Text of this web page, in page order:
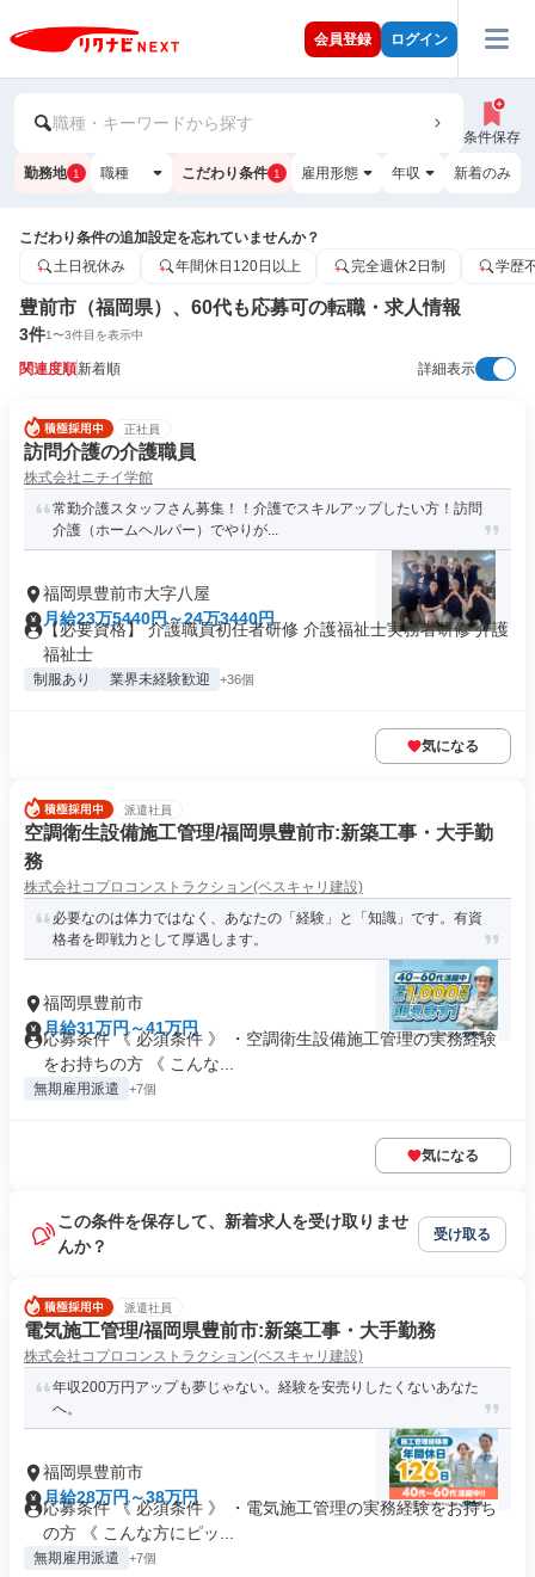
会員登録 ログイン
職種・キーワードから探す
条件保存
勤務地 1 職種 こだわり条件 1 雇用形態 年収 新着のみ
こだわり条件の追加設定を忘れていませんか？
土日祝休み
年間休日120日以上 完全週休2日制 学歴
豊前市（福岡県）、60代も応募可の転職・求人情報
3件1〜3件目を表示中
関連度順新着順 詳細表示
正社員
訪問介護の介護職員
株式会社ニチイ学館
常勤介護スタッフさん募集！！介護でスキルアップしたい方！訪問
介護（ホームヘルパー）でやりが...
福岡県豊前市大字八屋
月給23万5440円～24万3440円
【必要資格】 介護職員初任者研修 介護福祉士実務者研修 介護
福祉士
制服あり 業界未経験歓迎 +36個
気になる
派遣社員
空調衛生設備施工管理/福岡県豊前市:新築工事・大手勤
務
株式会社コプロコンストラクション(ベスキャリ建設)
必要なのは体力ではなく、あなたの「経験」と「知識」です。有資
格者を即戦力として厚遇します。
福岡県豊前市
月給31万円～41万円
応募条件 《 必須条件 》 ・空調衛生設備施工管理の実務経験
をお持ちの方 《 こんな...
無期雇用派遣 +7個
気になる
この条件を保存して、新着求人を受け取りませ
んか？
受け取る
派遣社員
電気施工管理/福岡県豊前市:新築工事・大手勤務
株式会社コプロコンストラクション(ベスキャリ建設)
年収200万円アップも夢じゃない。経験を安売りしたくないあなた
へ。
福岡県豊前市
月給28万円～38万円
応募条件 《 必須条件 》 ・電気施工管理の実務経験をお持ち
の方 《 こんな方にピッ...
無期雇用派遣 +7個